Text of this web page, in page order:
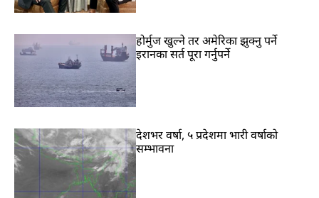
होर्मुज खुल्ने तर अमेरिका झुक्नु पर्ने
इरानका सर्त पूरा गर्नुपर्ने
देशभर वर्षा, ५ प्रदेशमा भारी वर्षाको
सम्भावना